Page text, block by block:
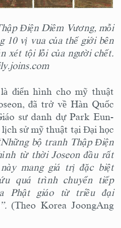
Điện Diêm Vương, mỗi
10 vị vua của thế giới bên
xét tội lỗi của người chết.
điển hình cho mỹ thuật
đã trở về Hàn Quốc
sư danh dự Park Eun-
sử mỹ thuật tại Đại học
bộ tranh Thập Điện
từ thời Joseon đầu rất
mang giá trị đặc biệt
quá trình chuyển tiếp
Phật giáo từ triều đại
(Theo Korea JoongAng